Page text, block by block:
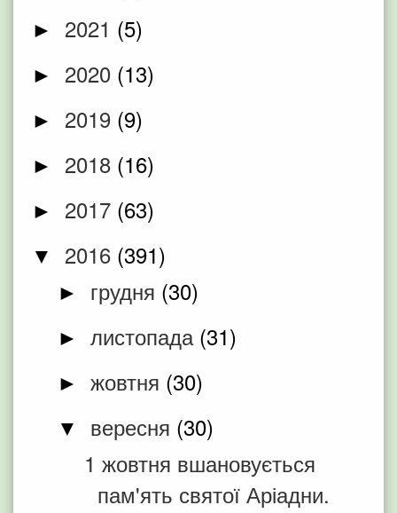
► 2021 (5)
► 2020 (13)
► 2019 (9)
► 2018 (16)
► 2017 (63)
▼ 2016 (391)
► грудня (30)
► листопада (31)
► жовтня (30)
▼ вересня (30)
1 жовтня вшановується
пам'ять святої Аріадни.